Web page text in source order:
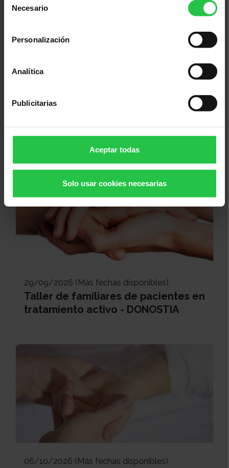
Necesario
Personalización
Analítica
Publicitarias
Aceptar todas
Solo usar cookies necesarias
29/09/2026 (Más fechas disponibles)
Taller de familiares de pacientes en
tratamiento activo - DONOSTIA
06/10/2026 (Más fechas disponibles)